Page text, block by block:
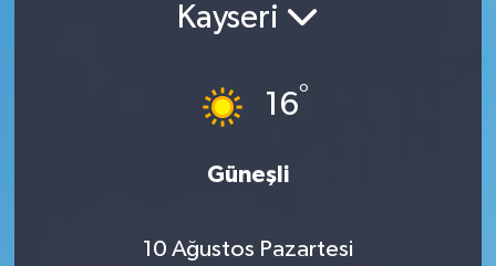
Kayseri
16°
Güneşli
10 Ağustos Pazartesi